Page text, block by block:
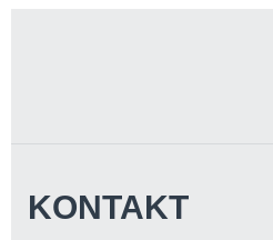
KONTAKT